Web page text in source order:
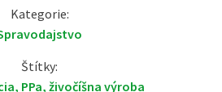
Kategorie:
Štítky:
, PPa, živočíšna výroba